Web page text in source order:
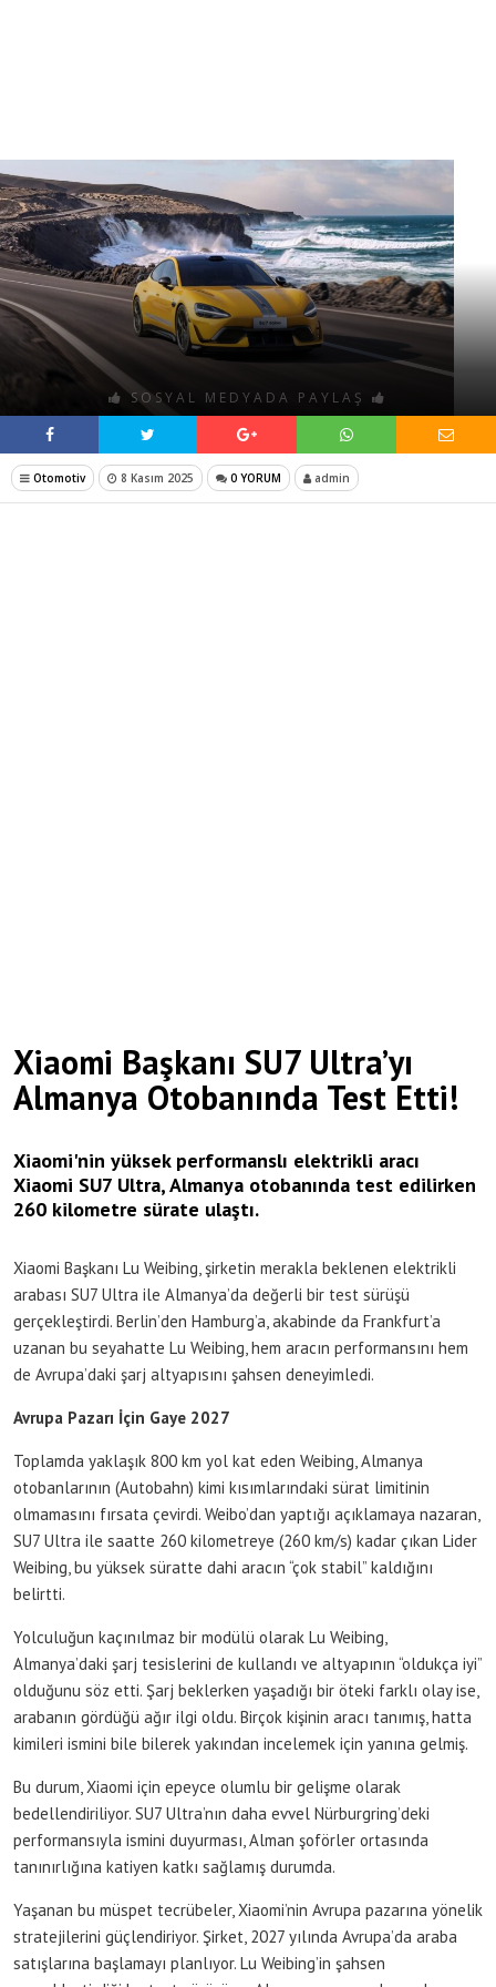
SOSYAL MEDYADA PAYLAŞ
Otomotiv 8 Kasım 2025 0 YORUM admin
Xiaomi Başkanı SU7 Ultra’yı
Almanya Otobanında Test Etti!
Xiaomi'nin yüksek performanslı elektrikli aracı
Xiaomi SU7 Ultra, Almanya otobanında test edilirken
260 kilometre sürate ulaştı.
Xiaomi Başkanı Lu Weibing, şirketin merakla beklenen elektrikli
arabası SU7 Ultra ile Almanya’da değerli bir test sürüşü
gerçekleştirdi. Berlin’den Hamburg’a, akabinde da Frankfurt’a
uzanan bu seyahatte Lu Weibing, hem aracın performansını hem
de Avrupa’daki şarj altyapısını şahsen deneyimledi.
Avrupa Pazarı İçin Gaye 2027
Toplamda yaklaşık 800 km yol kat eden Weibing, Almanya
otobanlarının (Autobahn) kimi kısımlarındaki sürat limitinin
olmamasını fırsata çevirdi. Weibo’dan yaptığı açıklamaya nazaran,
SU7 Ultra ile saatte 260 kilometreye (260 km/s) kadar çıkan Lider
Weibing, bu yüksek süratte dahi aracın “çok stabil” kaldığını
belirtti.
Yolculuğun kaçınılmaz bir modülü olarak Lu Weibing,
Almanya’daki şarj tesislerini de kullandı ve altyapının “oldukça iyi”
olduğunu söz etti. Şarj beklerken yaşadığı bir öteki farklı olay ise,
arabanın gördüğü ağır ilgi oldu. Birçok kişinin aracı tanımış, hatta
kimileri ismini bile bilerek yakından incelemek için yanına gelmiş.
Bu durum, Xiaomi için epeyce olumlu bir gelişme olarak
bedellendiriliyor. SU7 Ultra’nın daha evvel Nürburgring’deki
performansıyla ismini duyurması, Alman şoförler ortasında
tanınırlığına katiyen katkı sağlamış durumda.
Yaşanan bu müspet tecrübeler, Xiaomi’nin Avrupa pazarına yönelik
stratejilerini güçlendiriyor. Şirket, 2027 yılında Avrupa’da araba
satışlarına başlamayı planlıyor. Lu Weibing’in şahsen